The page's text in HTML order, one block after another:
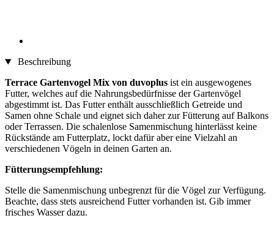
Beschreibung
Terrace Gartenvogel Mix von duvoplus ist ein ausgewogenes
Futter, welches auf die Nahrungsbedürfnisse der Gartenvögel
abgestimmt ist. Das Futter enthält ausschließlich Getreide und
Samen ohne Schale und eignet sich daher zur Fütterung auf Balkons
oder Terrassen. Die schalenlose Samenmischung hinterlässt keine
Rückstände am Futterplatz, lockt dafür aber eine Vielzahl an
verschiedenen Vögeln in deinen Garten an.
Fütterungsempfehlung:
Stelle die Samenmischung unbegrenzt für die Vögel zur Verfügung.
Beachte, dass stets ausreichend Futter vorhanden ist. Gib immer
frisches Wasser dazu.